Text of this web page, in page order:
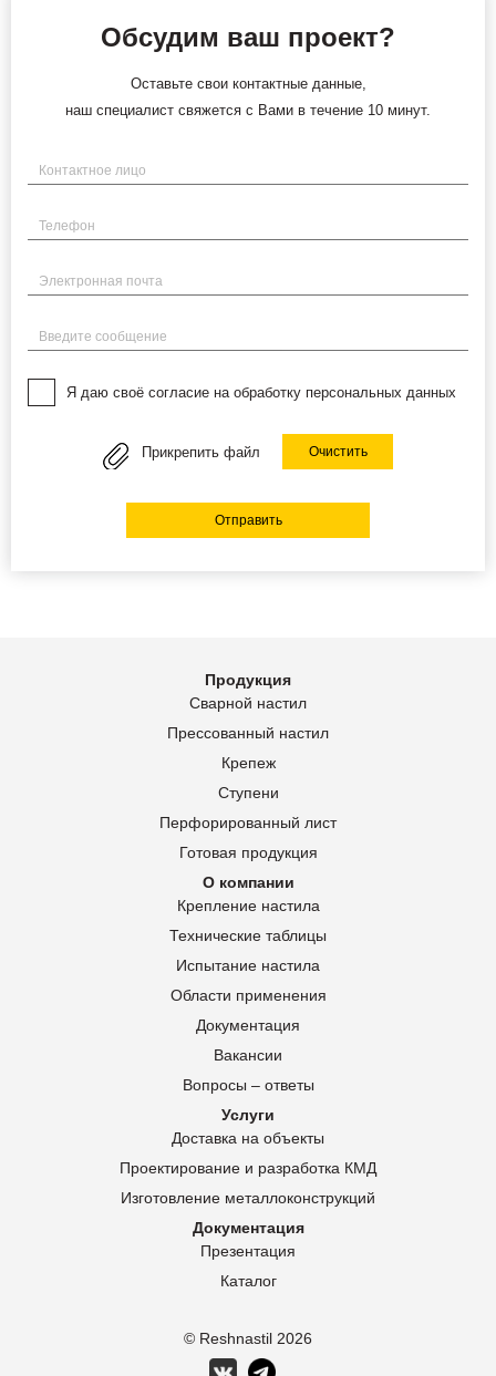
Обсудим ваш проект?
Оставьте свои контактные данные,
наш специалист свяжется с Вами в течение 10 минут.
Имя
Телефон
Электронная почта
Введите сообщение
Я даю своё согласие на обработку персональных данных
Прикрепить файл Очистить
Отправить
© Reshnastil 2026
Продукция
Сварной настил
Прессованный настил
Крепеж
Ступени
Перфорированный лист
Готовая продукция
О компании
Крепление настила
Технические таблицы
Испытание настила
Области применения
Документация
Вакансии
Вопросы – ответы
Услуги
Доставка на объекты
Проектирование и разработка КМД
Изготовление металлоконструкций
Документация
Презентация
Каталог